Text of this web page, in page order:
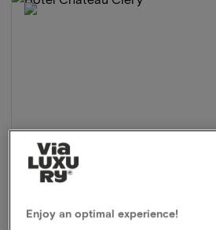
Enjoy an optimal experience!